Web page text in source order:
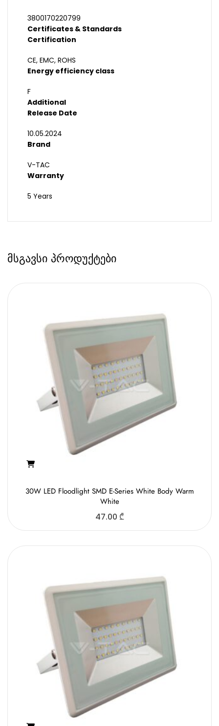
3800170220799
Certificates & Standards
Certification
CE, EMC, ROHS
Energy efficiency class
F
Additional
Release Date
10.05.2024
Brand
V-TAC
Warranty
5 Years
მსგავსი პროდუქტები
30W LED Floodlight SMD E-Series White Body Warm
White
47.00 ₾